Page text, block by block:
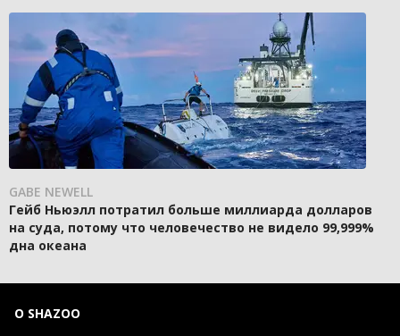
GABE NEWELL
Гейб Ньюэлл потратил больше миллиарда долларов
на суда, потому что человечество не видело 99,999%
дна океана
О SHAZOO